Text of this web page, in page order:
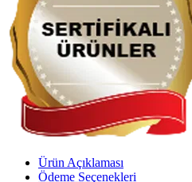
Ürün Açıklaması
Ödeme Seçenekleri